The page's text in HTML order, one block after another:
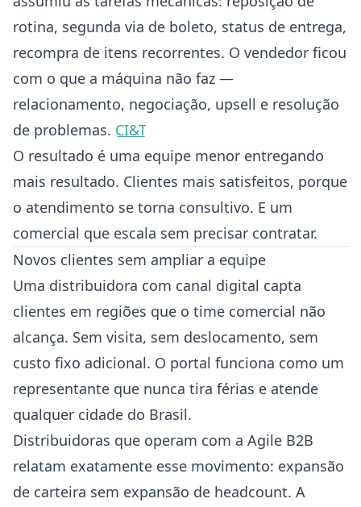
rotina, segunda via de boleto, status de entrega,
recompra de itens recorrentes. O vendedor ficou
com o que a máquina não faz —
relacionamento, negociação, upsell e resolução
de problemas. CI&T
O resultado é uma equipe menor entregando
mais resultado. Clientes mais satisfeitos, porque
o atendimento se torna consultivo. E um
comercial que escala sem precisar contratar.
Novos clientes sem ampliar a equipe
Uma distribuidora com canal digital capta
clientes em regiões que o time comercial não
alcança. Sem visita, sem deslocamento, sem
custo fixo adicional. O portal funciona como um
representante que nunca tira férias e atende
qualquer cidade do Brasil.
Distribuidoras que operam com a Agile B2B
relatam exatamente esse movimento: expansão
de carteira sem expansão de headcount. A